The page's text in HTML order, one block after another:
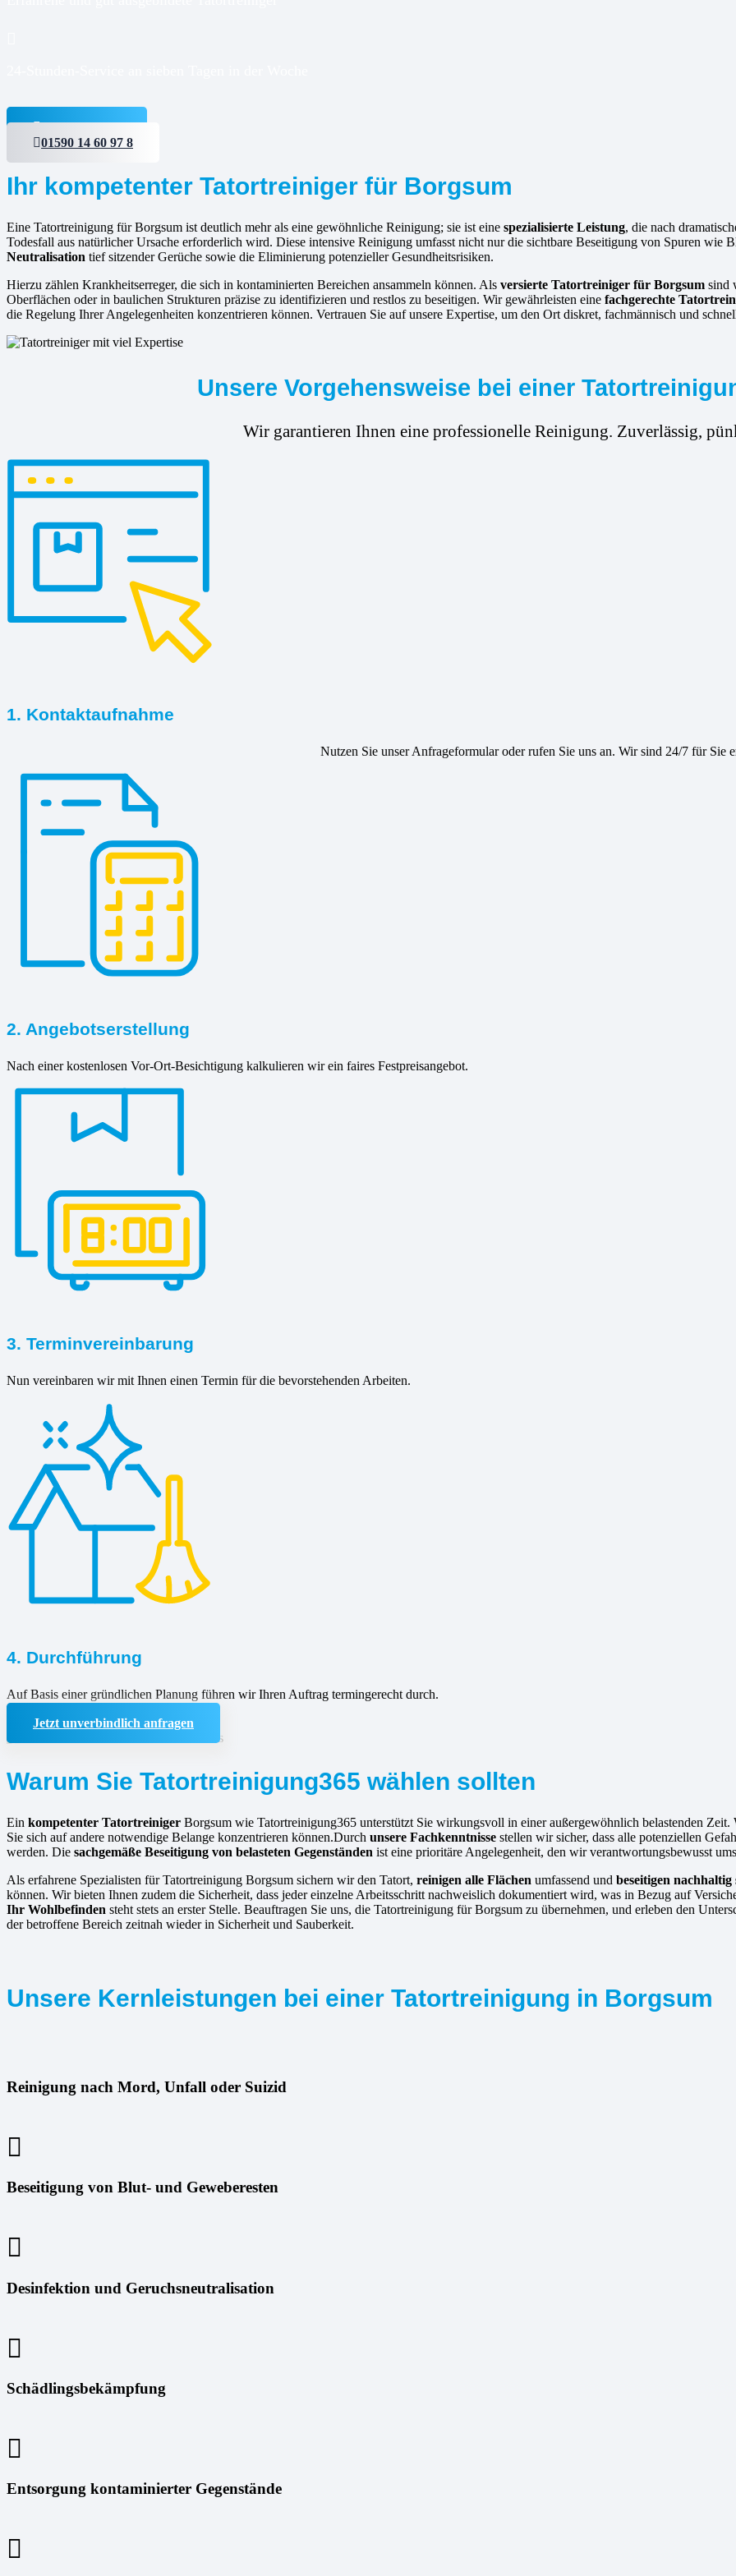
Jetzt anfragen
01590 14 60 97 8
Ihr kompetenter Tatortreiniger für Borgsum
Eine Tatortreinigung für Borgsum ist deutlich mehr als eine gewöhnliche Reinigung; sie ist eine spezialisierte Leistung, die nach
Todesfall aus natürlicher Ursache erforderlich wird. Diese intensive Reinigung umfasst nicht nur die sichtbare Beseitigung von Spuren wie
Neutralisation tief sitzender Gerüche sowie die Eliminierung potenzieller Gesundheitsrisiken.
Hierzu zählen Krankheitserreger, die sich in kontaminierten Bereichen ansammeln können. Als versierte Tatortreiniger für Borgsum sind
Oberflächen oder in baulichen Strukturen präzise zu identifizieren und restlos zu beseitigen. Wir gewährleisten eine fachgerechte
die Regelung Ihrer Angelegenheiten konzentrieren können. Vertrauen Sie auf unsere Expertise, um den Ort diskret, fachmännisch und
Unsere Vorgehensweise bei einer
Wir garantieren Ihnen eine professionelle Reinigung. Zuverlässig,
1. Kontaktaufnahme
Nutzen Sie unser Anfrageformular oder rufen Sie uns an. Wir sind 24/7 für Sie
2. Angebotserstellung
Nach einer kostenlosen Vor-Ort-Besichtigung kalkulieren wir ein faires Festpreisangebot.
3. Terminvereinbarung
Nun vereinbaren wir mit Ihnen einen Termin für die bevorstehenden Arbeiten.
4. Durchführung
Auf Basis einer gründlichen Planung führen wir Ihren Auftrag termingerecht durch.
Jetzt unverbindlich anfragen
Warum Sie Tatortreinigung365 wählen sollten
Ein kompetenter Tatortreiniger Borgsum wie Tatortreinigung365 unterstützt Sie wirkungsvoll in einer außergewöhnlich belastenden
Sie sich auf andere notwendige Belange konzentrieren können.Durch unsere Fachkenntnisse stellen wir sicher, dass alle potenziellen
werden. Die sachgemäße Beseitigung von belasteten Gegenständen ist eine prioritäre Angelegenheit, den wir verantwortungsbewusst
Als erfahrene Spezialisten für Tatortreinigung Borgsum sichern wir den Tatort, reinigen alle Flächen umfassend und beseitigen nachhaltig
können. Wir bieten Ihnen zudem die Sicherheit, dass jeder einzelne Arbeitsschritt nachweislich dokumentiert wird, was in Bezug auf
Ihr Wohlbefinden steht stets an erster Stelle. Beauftragen Sie uns, die Tatortreinigung für Borgsum zu übernehmen, und erleben den
der betroffene Bereich zeitnah wieder in Sicherheit und Sauberkeit.
Unsere Kernleistungen bei einer Tatortreinigung in Borgsum
Reinigung nach Mord, Unfall oder Suizid
Beseitigung von Blut- und Geweberesten
Desinfektion und Geruchsneutralisation
Schädlingsbekämpfung
Entsorgung kontaminierter Gegenstände